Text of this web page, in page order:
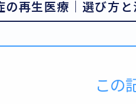
の再生医療｜選び方
この